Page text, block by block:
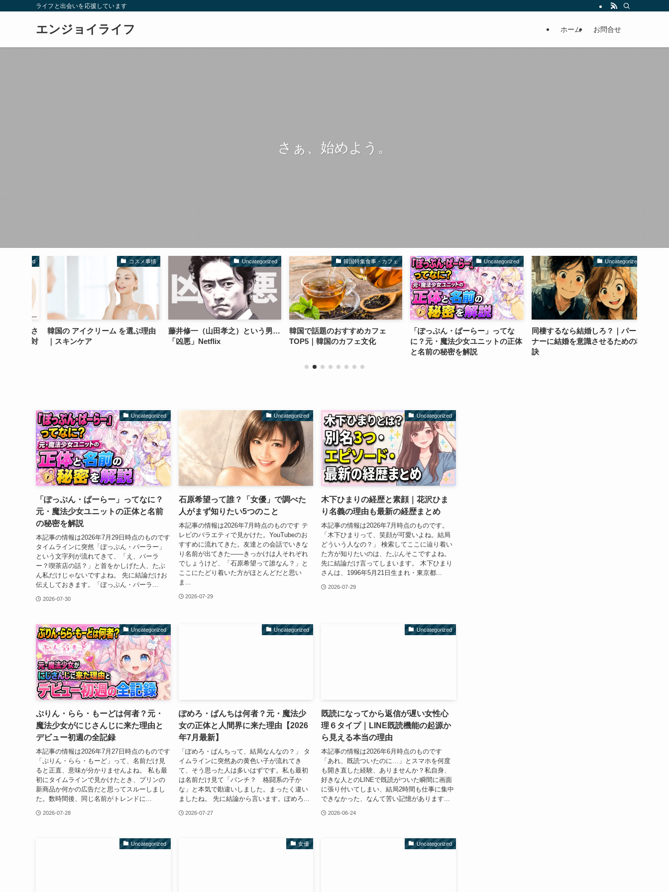
ライフと出会いを応援しています
エンジョイライフ ホーム お問合せ
さぁ、始めよう。
コスメ事情
韓国の アイクリーム を選ぶ理由
｜スキンケア
Uncategorized
藤井修一（山田孝之）という男…
「凶悪」Netflix
韓国特集食事・カフェ
韓国で話題のおすすめカフェ
TOP5｜韓国のカフェ文化
Uncategorized
「ぽっぷん・ぱーらー」ってな
に？元・魔法少女ユニットの正体
と名前の秘密を解説
Uncategorized
同棲するなら結婚しろ？｜パート
ナーに結婚を意識させるための秘
Uncategorized
「ぽっぷん・ぱーらー」ってなに？
元・魔法少女ユニットの正体と名前
の秘密を解説
本記事の情報は2026年7月29日時点のものです
タイムラインに突然「ぽっぷん・パーラー」
という文字列が流れてきて、「え、パーラ
ー？喫茶店の話？」と首をかしげた人、たぶ
ん私だけじゃないですよね。 先に結論だけお
伝えしておきます。「ぽっぷん・パーラ...
2026-07-30
Uncategorized
石原希望って誰？「女優」で調べた
人がまず知りたい5つのこと
本記事の情報は2026年7月時点のものです テ
レビのバラエティで見かけた。YouTubeのお
すすめに流れてきた。友達との会話でいきな
り名前が出てきた——きっかけは人それぞれ
でしょうけど、「石原希望って誰なん？」と
ここにたどり着いた方がほとんどだと思い
ま...
2026-07-29
Uncategorized
木下ひまりの経歴と素顔｜花沢ひま
り名義の理由も最新の経歴まとめ
本記事の情報は2026年7月時点のものです。
「木下ひまりって、笑顔が可愛いよね。結局
どういう人なの？」 検索してここに辿り着い
た方が知りたいのは、たぶんそこですよね。
先に結論だけ言ってしまいます。 木下ひまり
さんは、1996年5月21日生まれ・東京都...
2026-07-29
Uncategorized
ぷりん・らら・もーどは何者？元・
魔法少女がにじさんじに来た理由と
デビュー初週の全記録
本記事の情報は2026年7月27日時点のものです
「ぷりん・らら・もーど」って、名前だけ見
ると正直、意味が分かりませんよね。 私も最
初にタイムラインで見かけたとき、プリンの
新商品か何かの広告だと思ってスルーしまし
た。数時間後、同じ名前がトレンドに...
2026-07-28
Uncategorized
ぽめろ・ぱんちは何者？元・魔法少
女の正体と人間界に来た理由【2026
年7月最新】
「ぽめろ・ぱんちって、結局なんなの？」 タ
イムラインに突然あの黄色い子が流れてき
て、そう思った人は多いはずです。私も最初
は名前だけ見て「パンチ？ 格闘系の子か
な」と本気で勘違いしました。まったく違い
ましたね。 先に結論から言います。ぽめろ...
2026-07-27
Uncategorized
既読になってから返信が遅い女性心
理６タイプ｜LINE既読機能の起源か
ら見える本当の理由
本記事の情報は2026年6月時点のものです
「あれ、既読ついたのに…」とスマホを何度
も開き直した経験、ありませんか？私自身、
好きな人とのLINEで既読がついた瞬間に画面
に張り付いてしまい、結局2時間も仕事に集中
できなかった、なんて苦い記憶があります...
2026-06-24
Uncategorized 女優 Uncategorized